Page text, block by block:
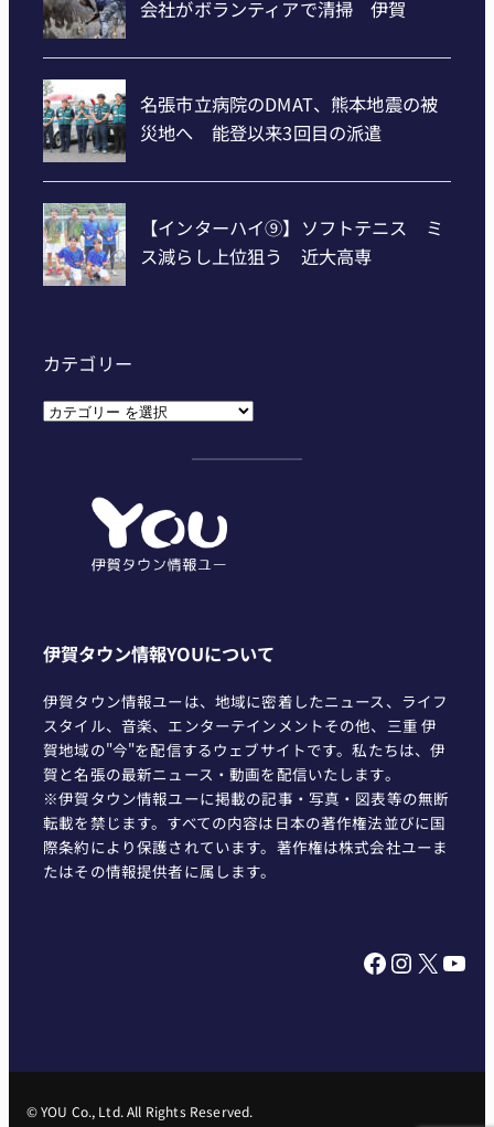
カテゴリー
カ
伊賀タウン情報YOUについて
伊賀タウン情報ユーは、地域に密着したニュース、ライフ
スタイル、音楽、エンターテインメントその他、三重 伊
賀地域の"今"を配信するウェブサイトです。私たちは、伊
賀と名張の最新ニュース・動画を配信いたします。
※伊賀タウン情報ユーに掲載の記事・写真・図表等の無断
転載を禁じます。すべての内容は日本の著作権法並びに国
際条約により保護されています。著作権は株式会社ユーま
たはその情報提供者に属します。
Facebook InstagramX YouTube
© YOU Co., Ltd. All Rights Reserved.